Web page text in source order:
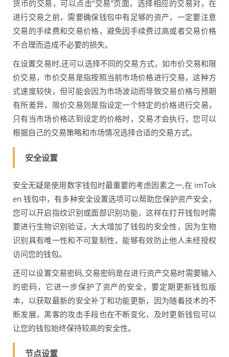
货币的交易，可以点击“交易”页面，选择相应的交易对，在
进行交易之前，需要确保钱包中有足够的资产，一定要注意
交易的手续费和交易价格，避免因手续费过高或者交易价格
不合理而造成不必要的损失。
在设置交易时,还可以选择不同的交易方式，如市价交易和限
价交易，市价交易是指按照当前市场价格进行交易，这种方
式速度较快，但可能会因为市场波动而导致交易价格与预期
有所差异，限价交易则是指设定一个特定的价格进行交易，
只有当市场价格达到设定的价格时，交易才会执行，您可以
根据自己的交易策略和市场情况选择合适的交易方式。
安全设置
安全无疑是使用数字钱包时最重要的考虑因素之一,在 imTok
en 钱包中，有多种安全设置选项可以帮助您保护资产安全，
您可以开启指纹识别或面部识别功能，这样在打开钱包时需
要进行生物识别验证，大大增加了钱包的安全性，因为生物
识别具有唯一性和不可复制性，能够有效防止他人未经授权
访问您的钱包。
还可以设置交易密码,交易密码是在进行资产交易时需要输入
的密码，它进一步保护了资产的安全，要定期更新钱包版
本，以获取最新的安全补丁和功能更新，因为随着技术的不
断发展，黑客的攻击手段也在不断变化，及时更新钱包可以
让您的钱包始终保持较高的安全性。
节点设置